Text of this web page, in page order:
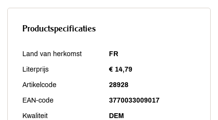
Productspecificaties
Land van herkomst FR
Literprijs € 14,79
Artikelcode 28928
EAN-code 3770033009017
Kwaliteit DEM